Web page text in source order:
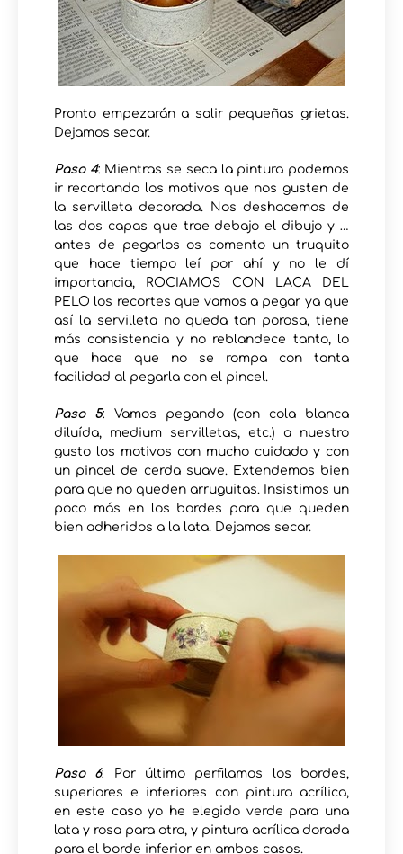
Pronto empezarán a salir pequeñas grietas.
Dejamos secar.
Paso 4: Mientras se seca la pintura podemos
ir recortando los motivos que nos gusten de
la servilleta decorada. Nos deshacemos de
las dos capas que trae debajo el dibujo y …
antes de pegarlos os comento un truquito
que hace tiempo leí por ahí y no le dí
importancia, ROCIAMOS CON LACA DEL
PELO los recortes que vamos a pegar ya que
así la servilleta no queda tan porosa, tiene
más consistencia y no reblandece tanto, lo
que hace que no se rompa con tanta
facilidad al pegarla con el pincel.
Paso 5: Vamos pegando (con cola blanca
diluída, medium servilletas, etc.) a nuestro
gusto los motivos con mucho cuidado y con
un pincel de cerda suave. Extendemos bien
para que no queden arruguitas. Insistimos un
poco más en los bordes para que queden
bien adheridos a la lata. Dejamos secar.
Paso 6: Por último perfilamos los bordes,
superiores e inferiores con pintura acrílica,
en este caso yo he elegido verde para una
lata y rosa para otra, y pintura acrílica dorada
para el borde inferior en ambos casos.